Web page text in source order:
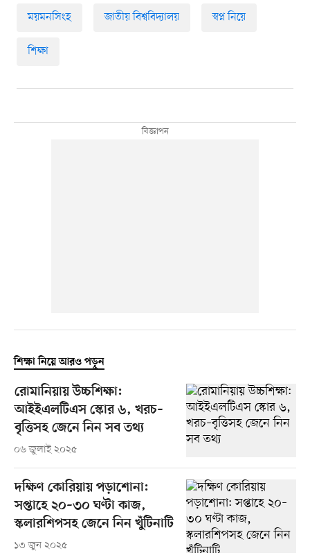
ময়মনসিংহ জাতীয় বিশ্ববিদ্যালয় স্বপ্ন নিয়ে
শিক্ষা
শিক্ষা নিয়ে আরও পড়ুন
রোমানিয়ায় উচ্চশিক্ষা:
আইইএলটিএস স্কোর ৬, খরচ–
বৃত্তিসহ জেনে নিন সব তথ্য
০৬ জুলাই ২০২৫
দক্ষিণ কোরিয়ায় পড়াশোনা:
সপ্তাহে ২০–৩০ ঘণ্টা কাজ,
স্কলারশিপসহ জেনে নিন খুঁটিনাটি
১৩ জুন ২০২৫